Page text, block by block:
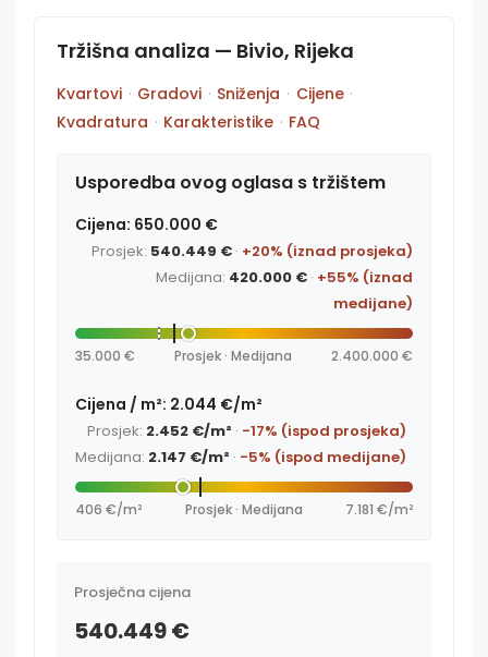
Tržišna analiza — Bivio, Rijeka
Kvartovi · Gradovi · Sniženja · Cijene ·
Kvadratura · Karakteristike · FAQ
Usporedba ovog oglasa s tržištem
Cijena: 650.000 €
Prosjek: 540.449 € · +20% (iznad prosjeka)
Medijana: 420.000 € · +55% (iznad
medijane)
35.000 € Prosjek · Medijana 2.400.000 €
Cijena / m²: 2.044 €/m²
Prosjek: 2.452 €/m² · -17% (ispod prosjeka)
Medijana: 2.147 €/m² · -5% (ispod medijane)
406 €/m² Prosjek · Medijana 7.181 €/m²
Prosječna cijena
540.449 €